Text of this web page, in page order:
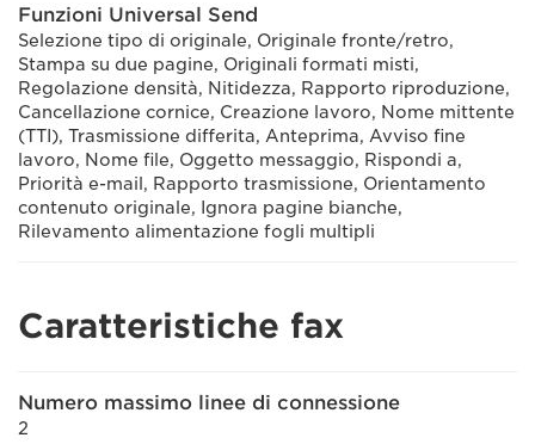
Funzioni Universal Send
Selezione tipo di originale, Originale fronte/retro,
Stampa su due pagine, Originali formati misti,
Regolazione densità, Nitidezza, Rapporto riproduzione,
Cancellazione cornice, Creazione lavoro, Nome mittente
(TTI), Trasmissione differita, Anteprima, Avviso fine
lavoro, Nome file, Oggetto messaggio, Rispondi a,
Priorità e-mail, Rapporto trasmissione, Orientamento
contenuto originale, Ignora pagine bianche,
Rilevamento alimentazione fogli multipli
Caratteristiche fax
Numero massimo linee di connessione
2